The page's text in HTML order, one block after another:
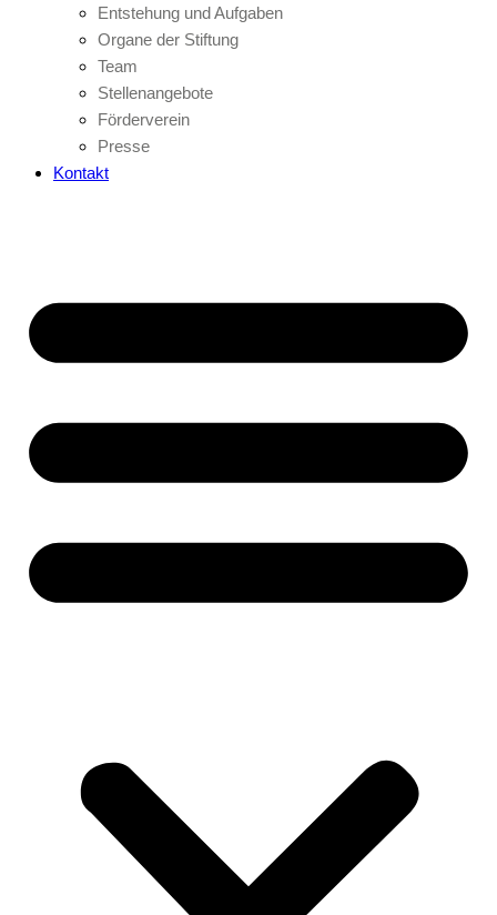
Entstehung und Aufgaben
Organe der Stiftung
Team
Stellenangebote
Förderverein
Presse
Kontakt